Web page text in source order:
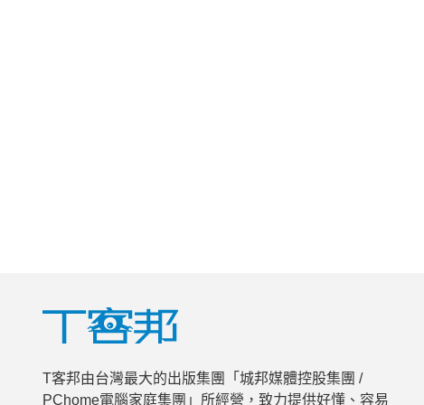
T客邦由台灣最大的出版集團「城邦媒體控股集團 /
PChome電腦家庭集團」所經營，致力提供好懂、容易